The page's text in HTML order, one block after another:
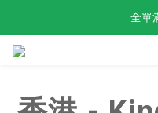
全單
全單